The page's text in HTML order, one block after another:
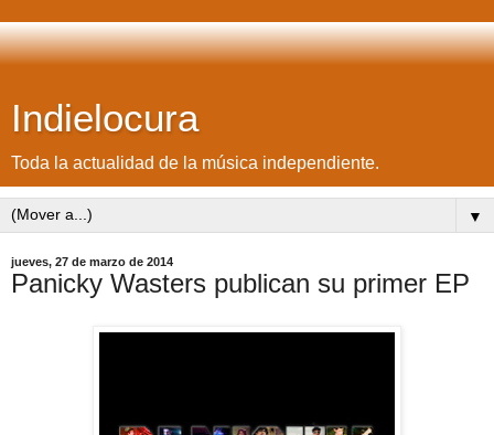
Indielocura
Toda la actualidad de la música independiente.
▼
jueves, 27 de marzo de 2014
Panicky Wasters publican su primer EP